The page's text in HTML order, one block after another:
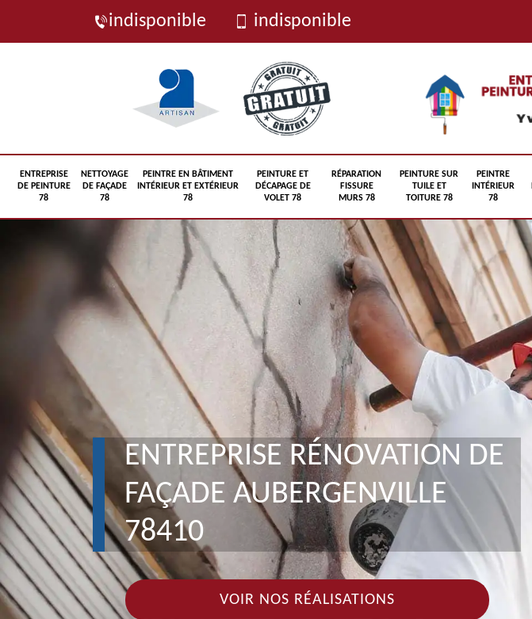
indisponible indisponible
ENTREPRISE
DE PEINTURE
78
NETTOYAGE
DE FAÇADE
78
PEINTRE EN BÂTIMENT
INTÉRIEUR ET EXTÉRIEUR
78
PEINTURE ET
DÉCAPAGE DE
VOLET 78
RÉPARATION
FISSURE
MURS 78
PEINTURE SUR
TUILE ET
TOITURE 78
PEINTRE
INTÉRIEUR
78
ENTREPRISE RÉNOVATION DE
FAÇADE AUBERGENVILLE
78410
VOIR NOS RÉALISATIONS